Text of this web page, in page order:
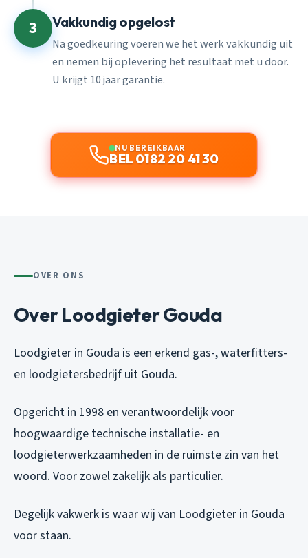
3 Vakkundig opgelost
Na goedkeuring voeren we het werk vakkundig uit
en nemen bij oplevering het resultaat met u door.
U krijgt 10 jaar garantie.
NU BEREIKBAAR
BEL 0182 20 41 30
OVER ONS
Over Loodgieter Gouda
Loodgieter in Gouda is een erkend gas-, waterfitters-
en loodgietersbedrijf uit Gouda.
Opgericht in 1998 en verantwoordelijk voor
hoogwaardige technische installatie- en
loodgieterwerkzaamheden in de ruimste zin van het
woord. Voor zowel zakelijk als particulier.
Degelijk vakwerk is waar wij van Loodgieter in Gouda
voor staan.